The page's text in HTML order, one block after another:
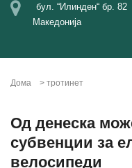
бул. “Илинден“ бр. 82
Македонија
Дома > тротинет
Од денеска
субвенции за
велосипеди